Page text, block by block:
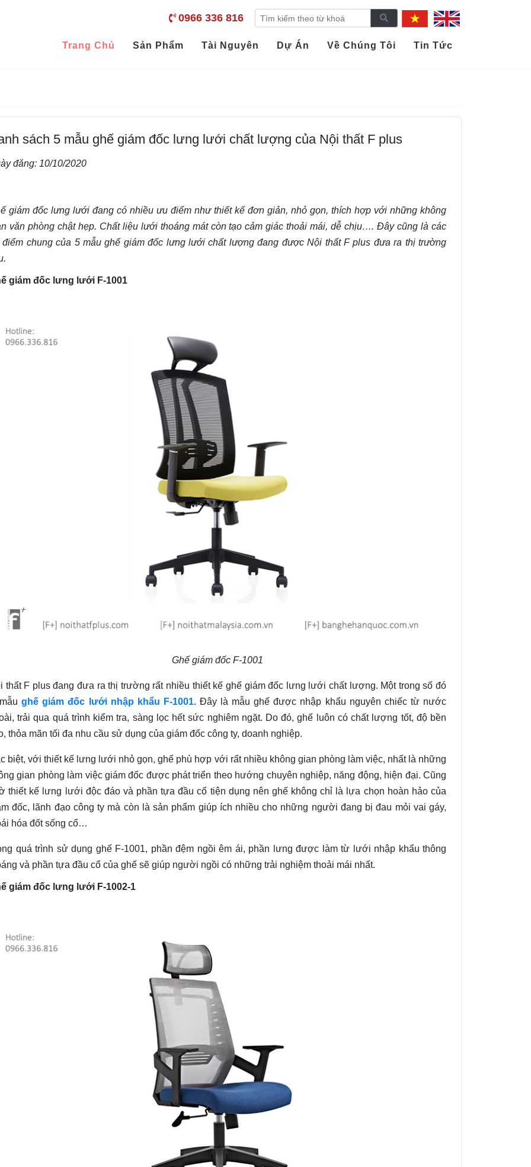
0966 336 816
Trang Chủ Sản Phẩm Tài Nguyên Dự Án Về Chúng Tôi Tin Tức
sách 5 mẫu ghế giám đốc lưng lưới chất lượng của Nội thất F plus
đăng: 10/10/2020
giám đốc lưng lưới đang có nhiều ưu điểm như thiết kế đơn giản, nhỏ gọn, thích hợp với những không
văn phòng chật hẹp. Chất liệu lưới thoáng mát còn tạo cảm giác thoải mái, dễ chịu…. Đây cũng là các
điểm chung của 5 mẫu ghế giám đốc lưng lưới chất lượng đang được Nội thất F plus đưa ra thị trường
giám đốc lưng lưới F-1001
Ghế giám đốc F-1001
thất F plus đang đưa ra thị trường rất nhiều thiết kế ghế giám đốc lưng lưới chất lượng. Một trong số đó
ghế giám đốc lưới nhập khẩu F-1001. Đây là mẫu ghế được nhập khẩu nguyên chiếc từ nước
trải qua quá trình kiểm tra, sàng lọc hết sức nghiêm ngặt. Do đó, ghế luôn có chất lượng tốt, độ bền
thỏa mãn tối đa nhu cầu sử dụng của giám đốc công ty, doanh nghiệp.
biệt, với thiết kế lưng lưới nhỏ gọn, ghế phù hợp với rất nhiều không gian phòng làm việc, nhất là những
gian phòng làm việc giám đốc được phát triển theo hướng chuyên nghiệp, năng động, hiện đại. Cũng
thiết kế lưng lưới độc đáo và phần tựa đầu cổ tiện dụng nên ghế không chỉ là lựa chọn hoàn hảo của
đốc, lãnh đạo công ty mà còn là sản phẩm giúp ích nhiều cho những người đang bị đau mỏi vai gáy,
hóa đốt sống cổ…
quá trình sử dụng ghế F-1001, phần đệm ngồi êm ái, phần lưng được làm từ lưới nhập khẩu thông
và phần tựa đầu cổ của ghế sẽ giúp người ngồi có những trải nghiệm thoải mái nhất.
giám đốc lưng lưới F-1002-1